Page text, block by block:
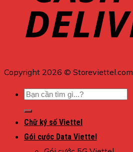
Copyright 2026 © Storeviettel.com
Tìm
kiếm:
Chữ ký số Viettel
Gói cước Data Viettel